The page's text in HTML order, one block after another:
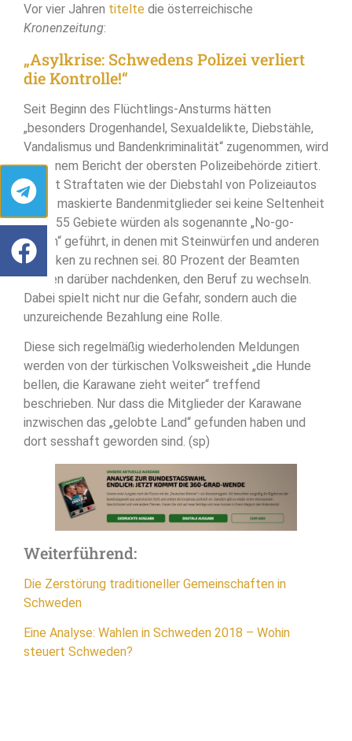
Vor vier Jahren titelte die österreichische
Kronenzeitung:
„Asylkrise: Schwedens Polizei verliert
die Kontrolle!“
Seit Beginn des Flüchtlings-Ansturms hätten
„besonders Drogenhandel, Sexualdelikte, Diebstähle,
Vandalismus und Bandenkriminalität“ zugenommen, wird
aus einem Bericht der obersten Polizeibehörde zitiert.
Selbst Straftaten wie der Diebstahl von Polizeiautos
durch maskierte Bandenmitglieder sei keine Seltenheit
mehr. 55 Gebiete würden als sogenannte „No-go-
Zonen“ geführt, in denen mit Steinwürfen und anderen
Attacken zu rechnen sei. 80 Prozent der Beamten
würden darüber nachdenken, den Beruf zu wechseln.
Dabei spielt nicht nur die Gefahr, sondern auch die
unzureichende Bezahlung eine Rolle.
Diese sich regelmäßig wiederholenden Meldungen
werden von der türkischen Volksweisheit „die Hunde
bellen, die Karawane zieht weiter“ treffend
beschrieben. Nur dass die Mitglieder der Karawane
inzwischen das „gelobte Land“ gefunden haben und
dort sesshaft geworden sind. (sp)
Weiterführend:
Die Zerstörung traditioneller Gemeinschaften in
Schweden
Eine Analyse: Wahlen in Schweden 2018 – Wohin
steuert Schweden?